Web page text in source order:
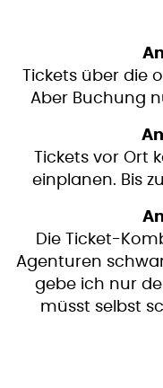
Tickets über die
Aber Buchung
Tickets vor Ort
einplanen. Bis
Die Ticket-
Agenturen
gebe ich nur
müsst selbst